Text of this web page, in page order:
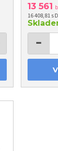
13 561
16 408,81 s
−